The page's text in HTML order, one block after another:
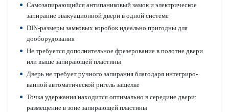
Самозапи­рающийся антипани­к­овый замок и электрическое
запирание эвакуацио­нной двери в одной сис­теме
DIN-размеры зам­ковых кор­обок идеально пригодны для
дообору­дования
Не требуется дополнительное фрез­ер­ование в пол­отне двери
или выше запи­рающей пла­стины
Дверь не требует ручного запирания благодаря интегриро­
ванной автом­ат­ической ригель защелке
Точка удерж­ания нахо­дится оптимально в сер­едине двери:
размещение в зоне запи­рающей пла­стины